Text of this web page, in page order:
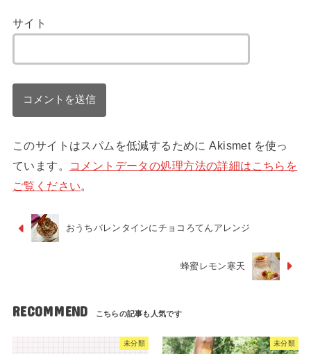
サイト
このサイトはスパムを低減するために Akismet を使っ
ています。
コメントデータの処理方法の詳細はこちらを
ご覧ください。
おうちバレンタインにチョコろてんアレンジ
蜂蜜レモン寒天
RECOMMEND
未分類 未分類